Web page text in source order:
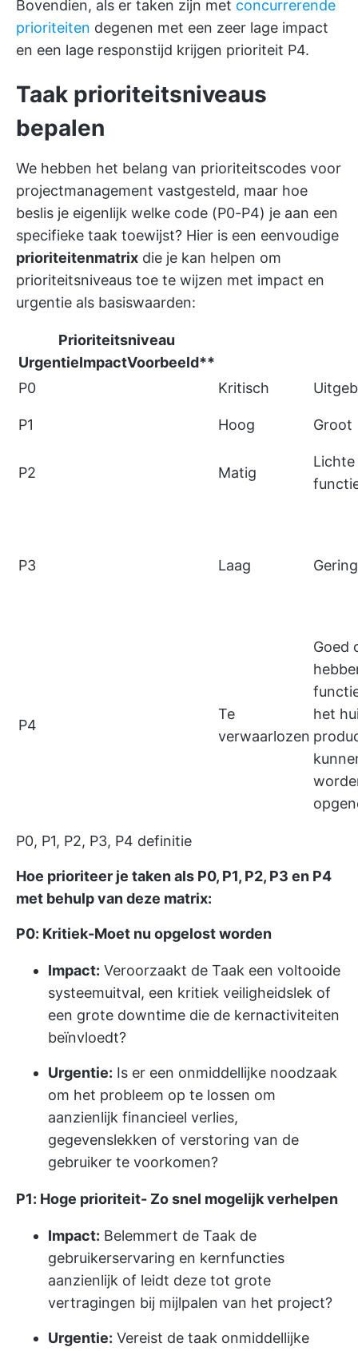
Bovendien, als er taken zijn met concurrerende
prioriteiten degenen met een zeer lage impact
en een lage responstijd krijgen prioriteit P4.
Taak prioriteitsniveaus
bepalen
We hebben het belang van prioriteitscodes voor
projectmanagement vastgesteld, maar hoe
beslis je eigenlijk welke code (P0-P4) je aan een
specifieke taak toewijst? Hier is een eenvoudige
prioriteitenmatrix die je kan helpen om
prioriteitsniveaus toe te wijzen met impact en
urgentie als basiswaarden:
Prioriteitsniveau
UrgentieImpactVoorbeeld**
P0
Kritisch
P1 Hoog Groot
P2 Matig
Lichte
P3 Laag Gering
P4
Te
verwaarlozen
Goed
het
P0, P1, P2, P3, P4 definitie
Hoe prioriteer je taken als P0, P1, P2, P3 en P4
met behulp van deze matrix:
P0: Kritiek-Moet nu opgelost worden
Impact: Veroorzaakt de Taak een voltooide
systeemuitval, een kritiek veiligheidslek of
een grote downtime die de kernactiviteiten
beïnvloedt?
Urgentie: Is er een onmiddellijke noodzaak
om het probleem op te lossen om
aanzienlijk financieel verlies,
gegevenslekken of verstoring van de
gebruiker te voorkomen?
P1: Hoge prioriteit- Zo snel mogelijk verhelpen
Impact: Belemmert de Taak de
gebruikerservaring en kernfuncties
aanzienlijk of leidt deze tot grote
vertragingen bij mijlpalen van het project?
Urgentie: Vereist de taak onmiddellijke